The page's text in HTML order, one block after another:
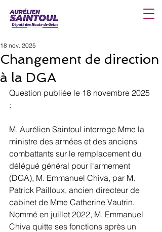
Changement de direction
à la DGA
18 nov. 2025
Question publiée le 18 novembre 2025
:
M. Aurélien Saintoul interroge Mme la
ministre des armées et des anciens
combattants sur le remplacement du
délégué général pour l'armement
(DGA), M. Emmanuel Chiva, par M.
Patrick Pailloux, ancien directeur de
cabinet de Mme Catherine Vautrin.
Nommé en juillet 2022, M. Emmanuel
Chiva quitte ses fonctions après un